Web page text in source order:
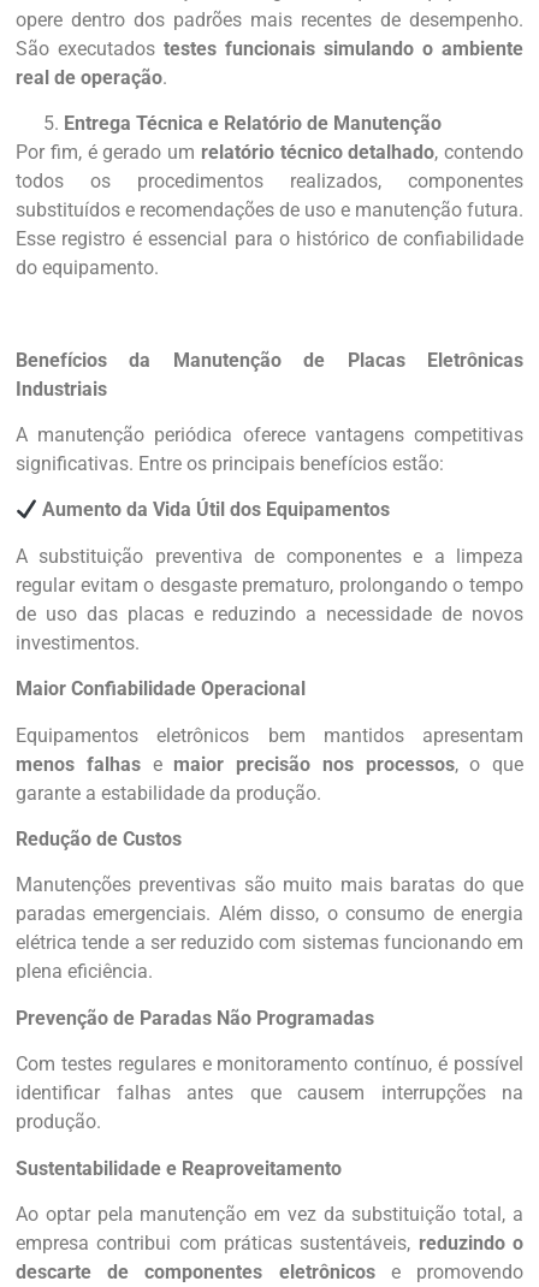
opere dentro dos padrões mais recentes de desempenho.
São executados testes funcionais simulando o ambiente
real de operação.
Entrega Técnica e Relatório de Manutenção
Por fim, é gerado um relatório técnico detalhado, contendo
todos os procedimentos realizados, componentes
substituídos e recomendações de uso e manutenção futura.
Esse registro é essencial para o histórico de confiabilidade
do equipamento.
Benefícios da Manutenção de Placas Eletrônicas
Industriais
A manutenção periódica oferece vantagens competitivas
significativas. Entre os principais benefícios estão:
Aumento da Vida Útil dos Equipamentos
A substituição preventiva de componentes e a limpeza
regular evitam o desgaste prematuro, prolongando o tempo
de uso das placas e reduzindo a necessidade de novos
investimentos.
Maior Confiabilidade Operacional
Equipamentos eletrônicos bem mantidos apresentam
menos falhase maior precisão nos processos, o que
garante a estabilidade da produção.
Redução de Custos
Manutenções preventivas são muito mais baratas do que
paradas emergenciais. Além disso, o consumo de energia
elétrica tende a ser reduzido com sistemas funcionando em
plena eficiência.
Prevenção de Paradas Não Programadas
Com testes regulares e monitoramento contínuo, é possível
identificar falhas antes que causem interrupções na
produção.
Sustentabilidade e Reaproveitamento
Ao optar pela manutenção em vez da substituição total, a
empresa contribui com práticas sustentáveis, reduzindo o
descarte de componentes eletrônicose promovendo